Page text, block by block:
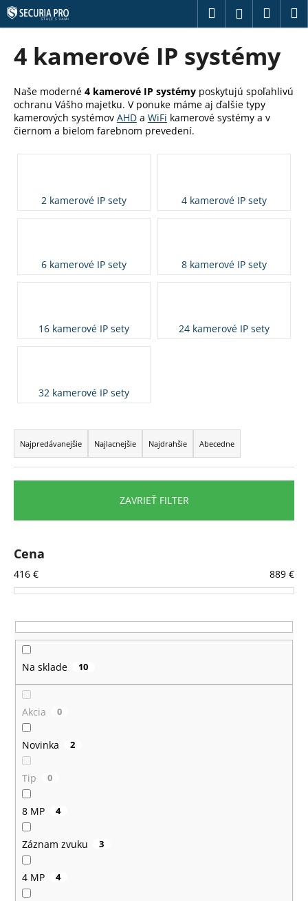
Prejsť
na
obsah
Hľadať
4 kamerové IP systémy
Naše moderné 4 kamerové IP systémy poskytujú spoľahlivú
ochranu Vášho majetku. V ponuke máme aj ďalšie typy
kamerových systémov AHD a WiFi kamerové systémy a v
čiernom a bielom farebnom prevedení.
2 kamerové IP sety 4 kamerové IP sety
6 kamerové IP sety 8 kamerové IP sety
16 kamerové IP sety 24 kamerové IP sety
32 kamerové IP sety
R
a
d
e
i
p
r
o
u
k
o
v
Najpredávanejšie Najlacnejšie Najdrahšie Abecedne
ZAVRIEŤ FILTER
Cena
416 € 889 €
Na sklade 10
Akcia 0
Novinka 2
Tip 0
8 MP 4
Záznam zvuku 3
4 MP 4
K
o
o
p
o
u
t
e
j
?
HĽADAŤ
p
o
r
č
a
m